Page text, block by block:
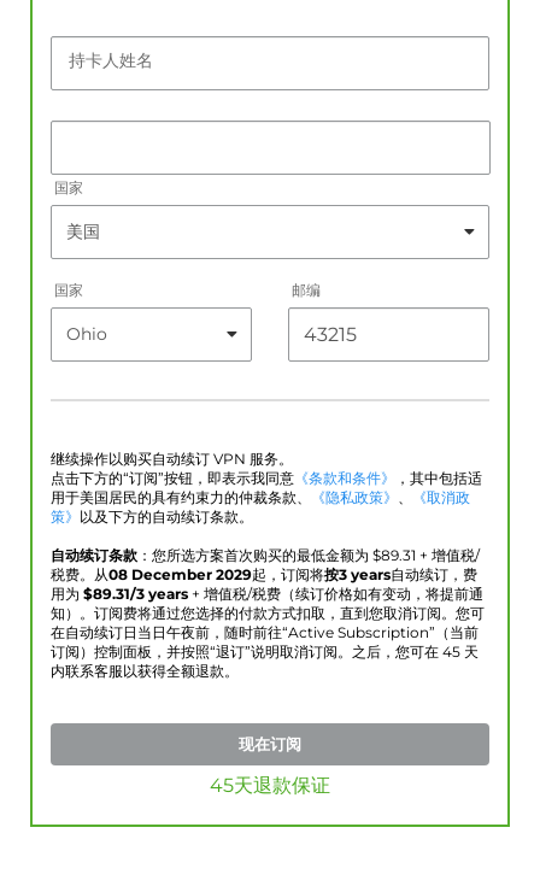
持卡人姓名
国家
国家 邮编
继续操作以购买自动续订 VPN 服务。
点击下方的“订阅”按钮，即表示我同意 《条款和条件》
，其中包括适
用于美国居民的具有约束力的仲裁条款、
《隐私政策》 、
《取消政
策》 以及下方的自动续订条款。
自动续订条款 ：您所选方案首次购买的最低金额为 $89.31 + 增值税/
税费。从08 December 2029起，订阅将按3 years自动续订，费
用为 $89.31/3 years + 增值税/税费（续订价格如有变动，将提前通
知）。订阅费将通过您选择的付款方式扣取，直到您取消订阅。您可
在自动续订日当日午夜前，随时前往“Active Subscription”（当前
订阅）控制面板，并按照“退订”说明取消订阅。之后，您可在 45 天
内联系客服以获得全额退款。
现在订阅
45天退款保证